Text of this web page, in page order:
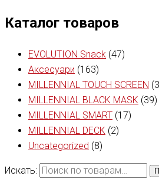
Каталог товаров
EVOLUTION Snack (47)
Аксесуари (163)
MILLENNIAL TOUCH SCREEN
MILLENNIAL BLACK MASK (39)
MILLENNIAL SMART (17)
MILLENNIAL DECK (2)
Uncategorized (8)
Искать: